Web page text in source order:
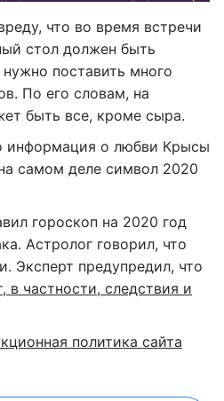
что во время встречи
стол должен быть
поставить много
По его словам, на
быть все, кроме сыра.
информация о любви Крысы
самом деле символ 2020
гороскоп на 2020 год
Астролог говорил, что
Эксперт предупредил, что
в частности, следствия и
политика сайта